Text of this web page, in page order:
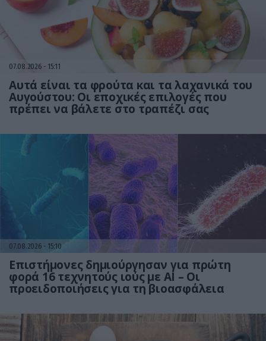
07.08.2026 15:11
Αυτά είναι τα φρούτα και τα λαχανικά του
Αυγούστου: Οι εποχικές επιλογές που
πρέπει να βάλετε στο τραπέζι σας
07.08.2026 15:10
Επιστήμονες δημιούργησαν για πρώτη
φορά 16 τεχνητούς ιούς με AI – Οι
προειδοποιήσεις για τη βιοασφάλεια